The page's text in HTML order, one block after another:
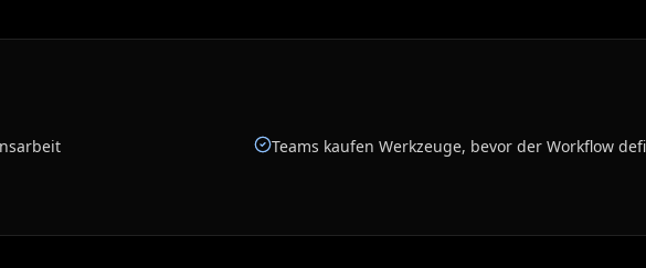
Teams kaufen Werkzeuge, bevor der Workflow